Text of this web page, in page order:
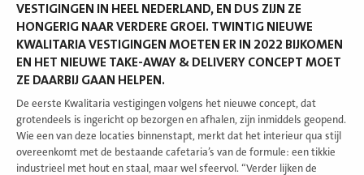
VESTIGINGEN IN HEEL NEDERLAND, EN DUS ZIJN ZE
HONGERIG NAAR VERDERE GROEI. TWINTIG NIEUWE
KWALITARIA VESTIGINGEN MOETEN ER IN 2022 BIJKOMEN
EN HET NIEUWE TAKE-AWAY & DELIVERY CONCEPT MOET
ZE DAARBIJ GAAN HELPEN.
De eerste Kwalitaria vestigingen volgens het nieuwe concept, dat
grotendeels is ingericht op bezorgen en afhalen, zijn inmiddels geopend.
Wie een van deze locaties binnenstapt, merkt dat het interieur qua stijl
overeenkomt met de bestaande cafetaria’s van de formule: een tikkie
industrieel met hout en staal, maar wel sfeervol. “Verder lijken de